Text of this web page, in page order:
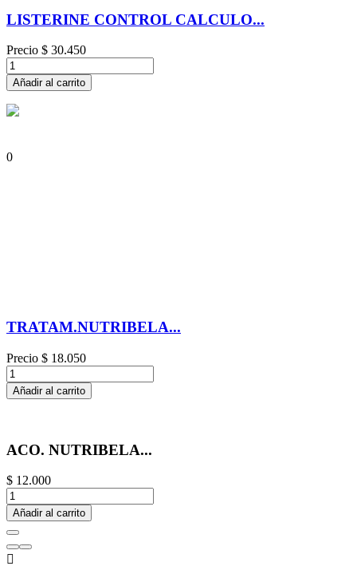
LISTERINE CONTROL CALCULO...
Precio $ 30.450
Añadir al carrito
0
TRATAM.NUTRIBELA...
Precio $ 18.050
Añadir al carrito
ACO. NUTRIBELA...
$ 12.000
Añadir al carrito
